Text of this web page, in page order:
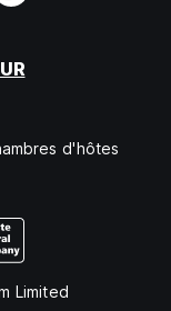
d'hôtes
Limited